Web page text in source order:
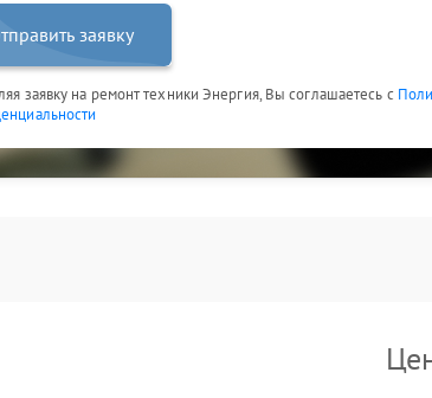
заявку
заявку на ремонт техники Энергия, Вы соглашаетесь с